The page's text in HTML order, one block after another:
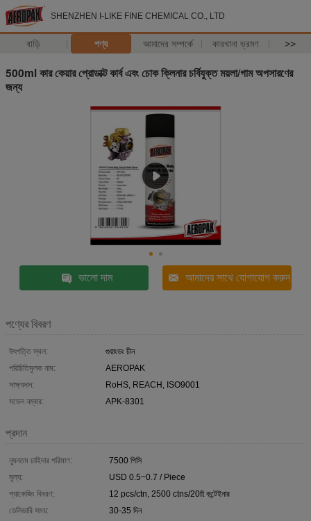
SHENZHEN I-LIKE FINE CHEMICAL CO., LTD
বাড়ি পণ্য আমাদের সম্পর্কে কারখানা ভ্রমণ >>
500ml কার কেয়ার প্রোডাক্ট কার্ব এবং চোক ক্লিনার চর্বিযুক্ত ময়লা/গাম অপসারণের
জন্য
ভালো দাম আমাদের সাথে যোগাযোগ করুন
পণ্যের বিবরণ
উৎপত্তি স্থল:
গুয়াংডং চীন
পরিচিতিমুলক নাম:
AEROPAK
সাক্ষ্যদান:
RoHS, REACH, ISO9001
মডেল নম্বার:
APK-8301
প্রদান
ন্যূনতম চাহিদার পরিমাণ:
7500 পিসি
মূল্য:
USD 0.5~0.7 / Piece
প্যাকেজিং বিবরণ:
12 pcs/ctn, 2500 ctns/20ft কন্টেইনার
ডেলিভারি সময়:
30-35 দিন